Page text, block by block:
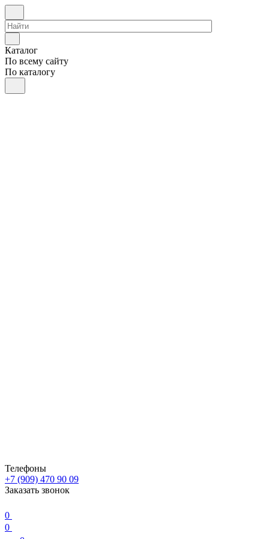
Каталог
По всему сайту
По каталогу
Телефоны
+7 (909) 470 90 09
Заказать звонок
0
0